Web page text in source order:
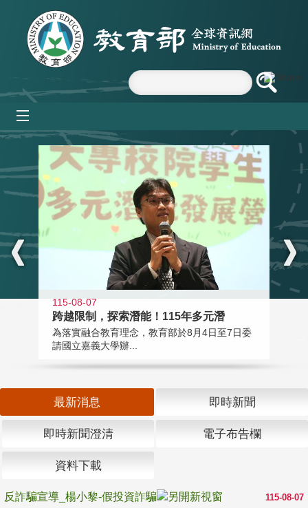
跳到主要內容區塊
:::
115-08-07
跨越限制，探索潛能！115年多元潛
為落實融合教育理念，教育部於8月4日至7日委
請國立嘉義大學辦...
最新消息 即時新聞
即時新聞澄清 電子布告欄
資料下載
115-08-07
反詐騙宣導_楊小黎-假投資詐騙